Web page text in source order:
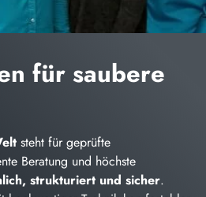
für saubere
steht für geprüfte
Beratung und höchste
strukturiert und sicher.